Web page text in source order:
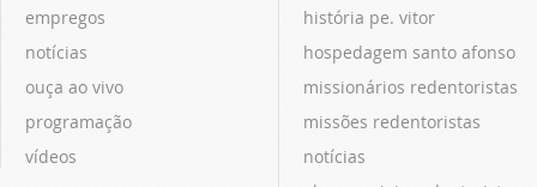
empregos
notícias
ouça ao vivo
programação
vídeos
história pe. vitor
hospedagem santo afonso
missionários redentoristas
missões redentoristas
notícias